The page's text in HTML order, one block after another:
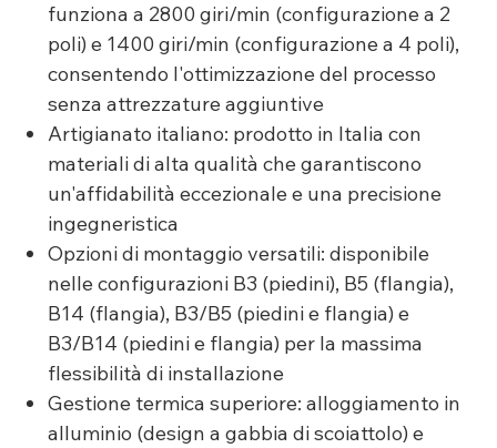
funziona a 2800 giri/min (configurazione a 2
poli) e 1400 giri/min (configurazione a 4 poli),
consentendo l'ottimizzazione del processo
senza attrezzature aggiuntive
Artigianato italiano: prodotto in Italia con
materiali di alta qualità che garantiscono
un'affidabilità eccezionale e una precisione
ingegneristica
Opzioni di montaggio versatili: disponibile
nelle configurazioni B3 (piedini), B5 (flangia),
B14 (flangia), B3/B5 (piedini e flangia) e
B3/B14 (piedini e flangia) per la massima
flessibilità di installazione
Gestione termica superiore: alloggiamento in
alluminio (design a gabbia di scoiattolo) e